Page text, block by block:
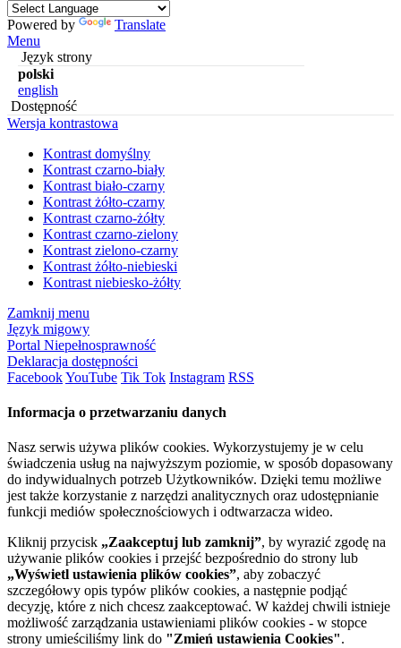
Powered by
Translate
Menu
Język strony
polski
english
Dostępność
Wersja kontrastowa
Kontrast domyślny
Kontrast czarno-biały
Kontrast biało-czarny
Kontrast żółto-czarny
Kontrast czarno-żółty
Kontrast czarno-zielony
Kontrast zielono-czarny
Kontrast żółto-niebieski
Kontrast niebiesko-żółty
Zamknij menu
Język migowy
Portal Niepełnosprawność
Deklaracja dostępności
FacebookYouTube Tik Tok Instagram RSS
Informacja o przetwarzaniu danych
Nasz serwis używa plików cookies. Wykorzystujemy je w celu
świadczenia usług na najwyższym poziomie, w sposób dopasowany
do indywidualnych potrzeb Użytkowników. Dzięki temu możliwe
jest także korzystanie z narzędzi analitycznych oraz udostępnianie
funkcji mediów społecznościowych i odtwarzacza wideo.
Kliknij przycisk „Zaakceptuj lub zamknij”, by wyrazić zgodę na
używanie plików cookies i przejść bezpośrednio do strony lub
„Wyświetl ustawienia plików cookies”, aby zobaczyć
szczegółowy opis typów plików cookies, a następnie podjąć
decyzję, które z nich chcesz zaakceptować. W każdej chwili istnieje
możliwość zarządzania ustawieniami plików cookies - w stopce
strony umieściliśmy link do "Zmień ustawienia Cookies".